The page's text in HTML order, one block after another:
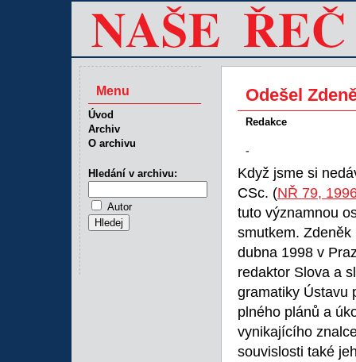
Odešel
Redakce
-
Když jsme si
CSc. (NŘ 79,
tuto významnou
smutkem.
dubna 1998 v
redaktor Slova a
gramatiky Ústavu
plného plánů a
vynikajícího
souvislosti také
Menu
Úvod
Archiv
O archivu
Hledání v archivu:
Autor